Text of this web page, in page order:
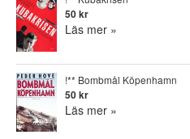
50 kr
Läs mer »
!** Bombmål Köpenhamn
50 kr
Läs mer »